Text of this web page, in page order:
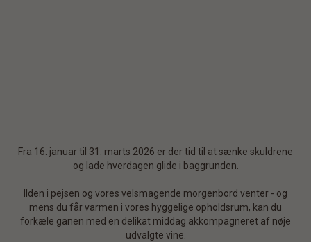
Fra 16. januar til 31. marts 2026 er der tid til at sænke skuldrene
og lade hverdagen glide i baggrunden.
Ilden i pejsen og vores velsmagende morgenbord venter - og
mens du får varmen i vores hyggelige opholdsrum, kan du
forkæle ganen med en delikat middag akkompagneret af nøje
udvalgte vine.